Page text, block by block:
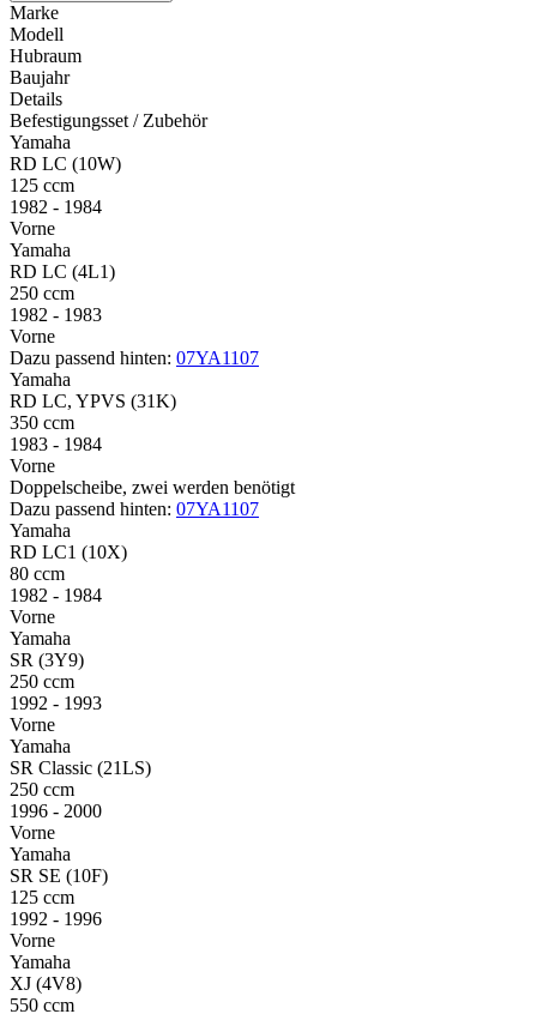
Marke
Modell
Hubraum
Baujahr
Details
Befestigungsset / Zubehör
Yamaha
RD LC (10W)
125 ccm
1982 - 1984
Vorne
Yamaha
RD LC (4L1)
250 ccm
1982 - 1983
Vorne
Dazu passend hinten: 07YA1107
Yamaha
RD LC, YPVS (31K)
350 ccm
1983 - 1984
Vorne
Doppelscheibe, zwei werden benötigt
Dazu passend hinten: 07YA1107
Yamaha
RD LC1 (10X)
80 ccm
1982 - 1984
Vorne
Yamaha
SR (3Y9)
250 ccm
1992 - 1993
Vorne
Yamaha
SR Classic (21LS)
250 ccm
1996 - 2000
Vorne
Yamaha
SR SE (10F)
125 ccm
1992 - 1996
Vorne
Yamaha
XJ (4V8)
550 ccm